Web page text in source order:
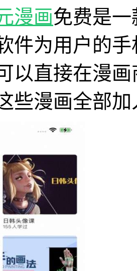
漫画免费是
件为用户的
以直接在漫
些漫画全部